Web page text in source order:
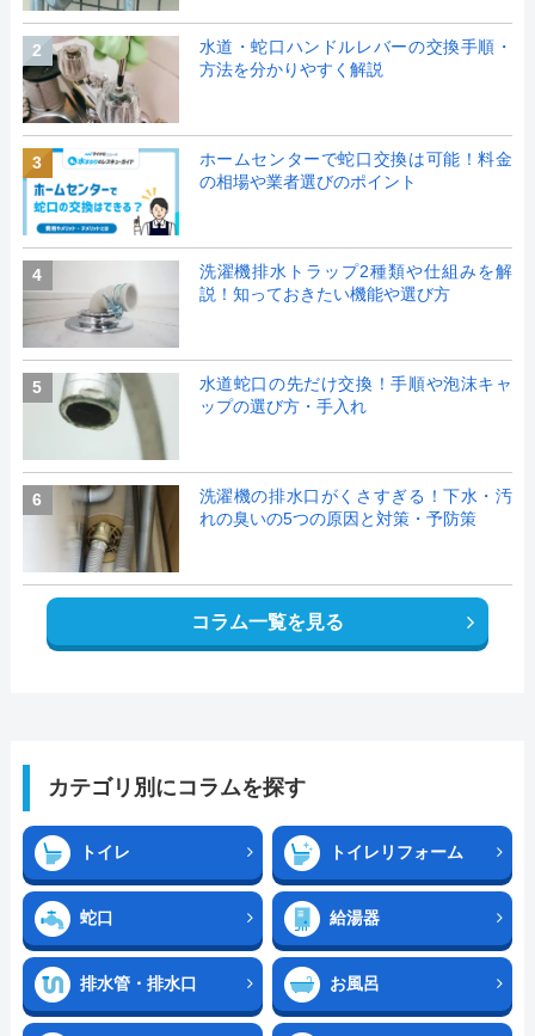
2
水道・蛇口ハンドルレバーの交換手順・
方法を分かりやすく解説
3
ホームセンターで蛇口交換は可能！料金
の相場や業者選びのポイント
4
洗濯機排水トラップ2種類や仕組みを解
説！知っておきたい機能や選び方
5
水道蛇口の先だけ交換！手順や泡沫キャ
ップの選び方・手入れ
6
洗濯機の排水口がくさすぎる！下水・汚
れの臭いの5つの原因と対策・予防策
コラム一覧を見る
カテゴリ別にコラムを探す
トイレ トイレリフォーム
蛇口 給湯器
排水管・排水口 お風呂